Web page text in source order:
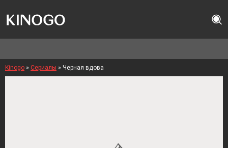
Kinogo » Сериалы » Черная вдова